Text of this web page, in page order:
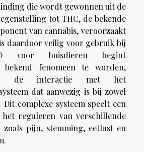
die wordt gewonnen uit de
tot THC, de bekende
van cannabis, veroorzaakt
daardoor veilig voor gebruik bij
voor huisdieren begint
bekend fenomeen te worden,
de interactie met het
dat aanwezig is bij zowel
complexe systeem speelt een
reguleren van verschillende
zoals pijn, stemming, eetlust en